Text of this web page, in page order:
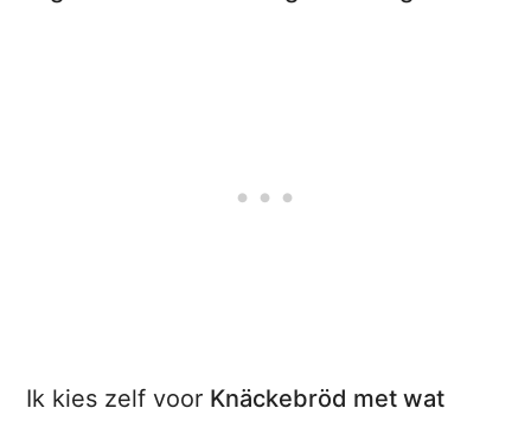
Ik kies zelf voor Knäckebröd met wat